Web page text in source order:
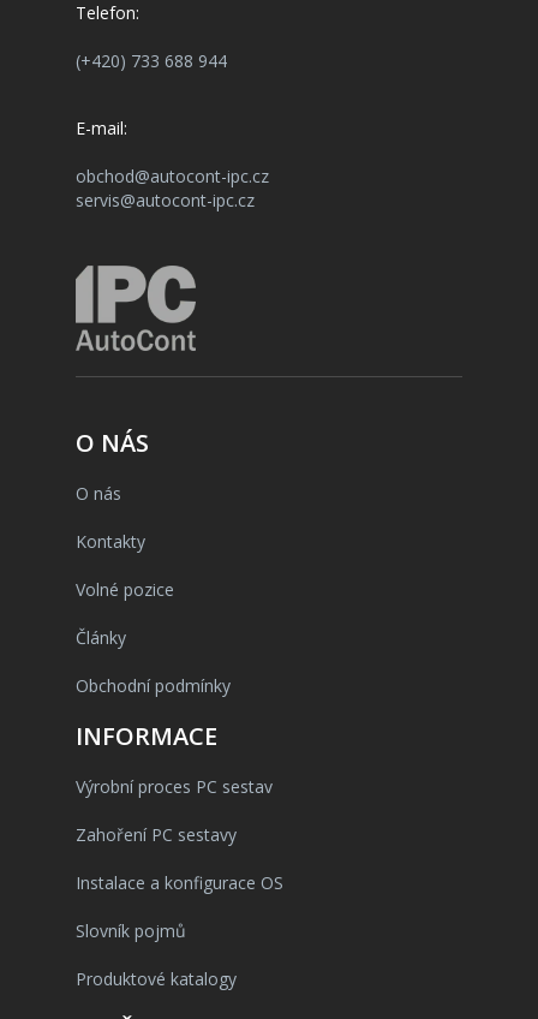
Telefon:
(+420) 733 688 944
E-mail:
obchod@autocont-ipc.cz
servis@autocont-ipc.cz
O NÁS
O nás
Kontakty
Volné pozice
Články
Obchodní podmínky
INFORMACE
Výrobní proces PC sestav
Zahoření PC sestavy
Instalace a konfigurace OS
Slovník pojmů
Produktové katalogy